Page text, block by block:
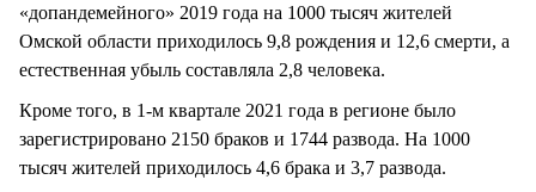
«допандемейного» 2019 года на 1000 тысяч жителей
Омской области приходилось 9,8 рождения и 12,6 смерти, а
естественная убыль составляла 2,8 человека.
Кроме того, в 1-м квартале 2021 года в регионе было
зарегистрировано 2150 браков и 1744 развода. На 1000
тысяч жителей приходилось 4,6 брака и 3,7 развода.